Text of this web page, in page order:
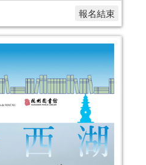
報名結束